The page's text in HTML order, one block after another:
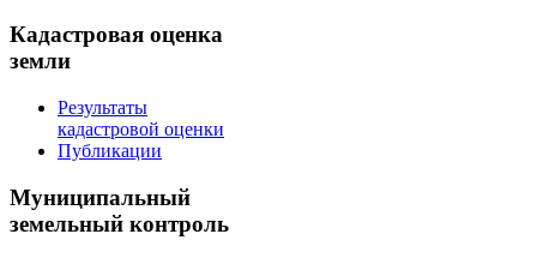
Кадастровая оценка
земли
Результаты
кадастровой оценки
Публикации
Муниципальный
земельный контроль